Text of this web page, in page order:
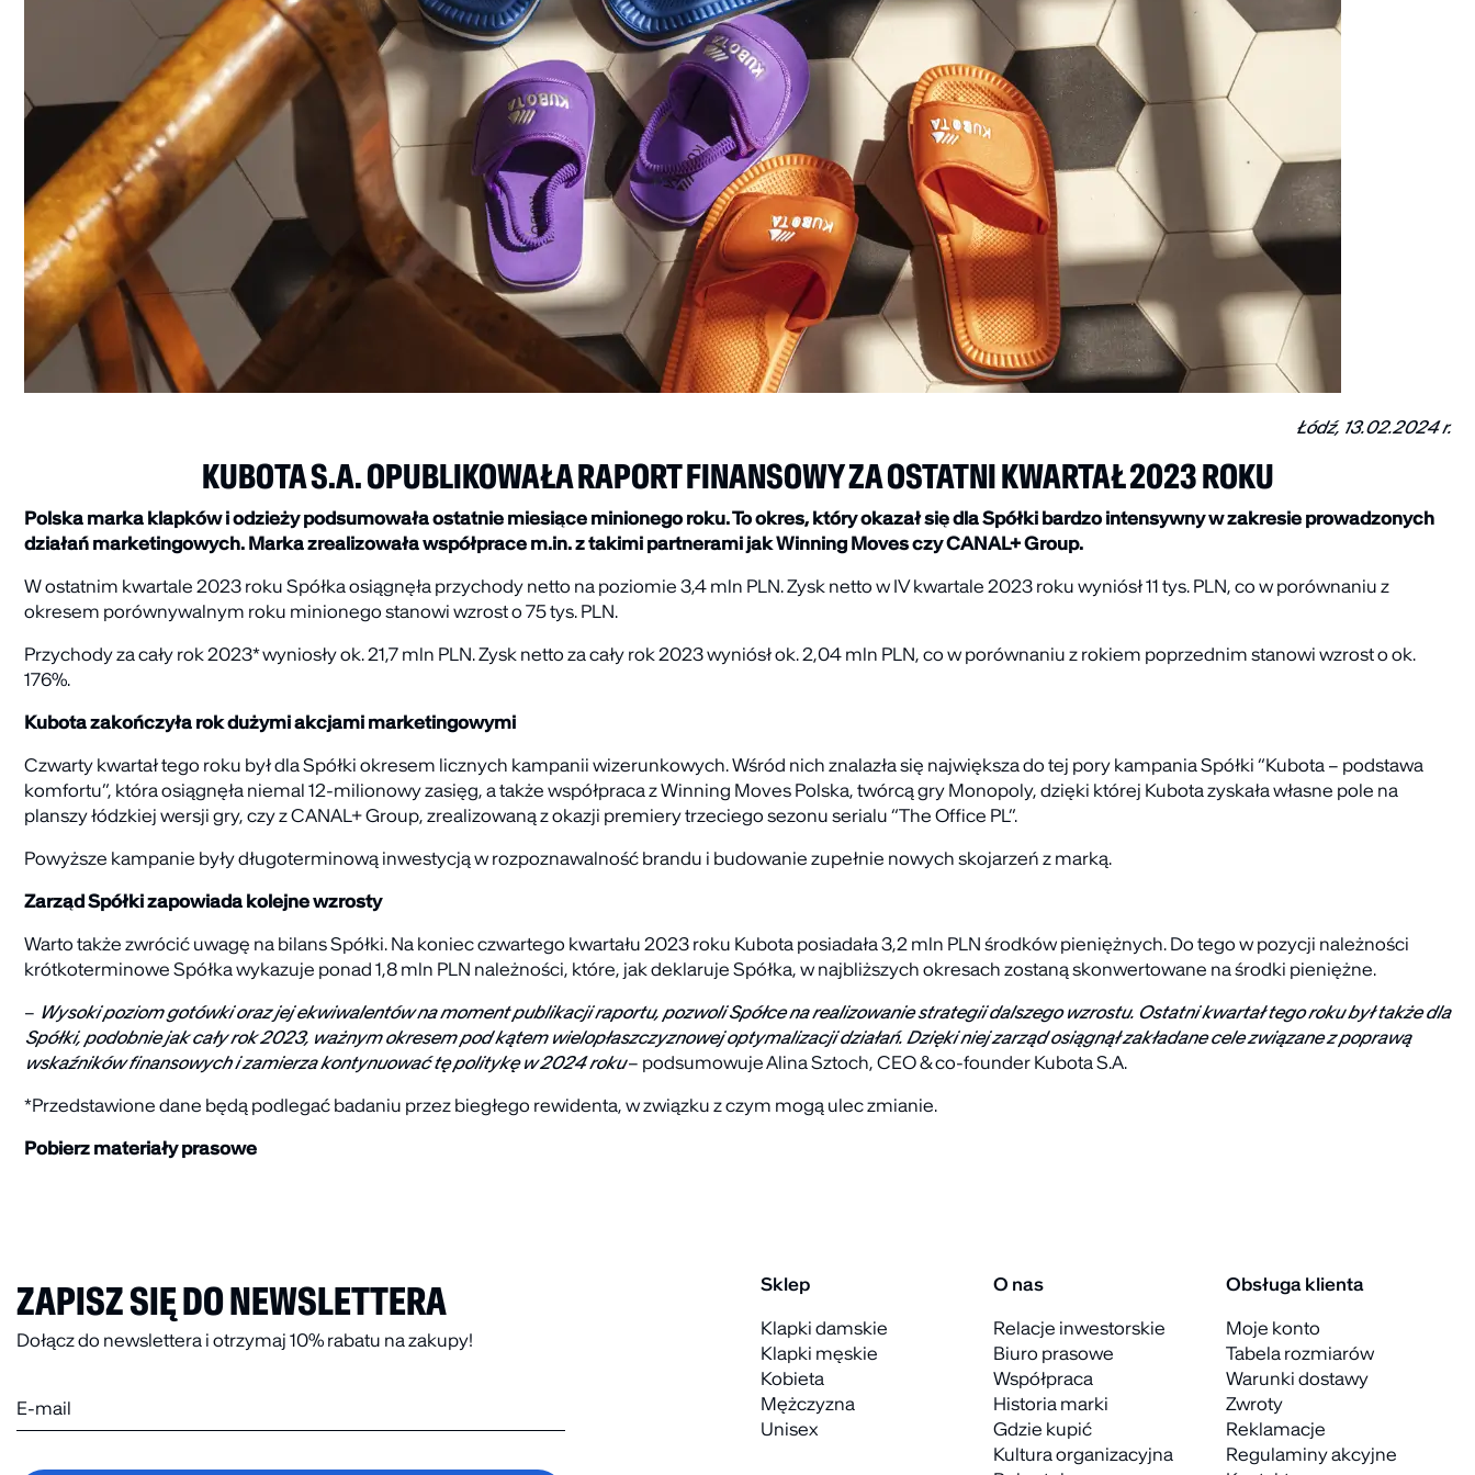
Łódź, 13.02.2024 r.
KUBOTA S.A. OPUBLIKOWAŁA RAPORT FINANSOWY ZA OSTATNI KWARTAŁ 2023 ROKU
Polska marka klapków i odzieży podsumowała ostatnie miesiące minionego roku. To okres, który okazał się dla Spółki bardzo intensywny w zakresie prowadzonych
działań marketingowych. Marka zrealizowała współprace m.in. z takimi partnerami jak Winning Moves czy CANAL+ Group.
W ostatnim kwartale 2023 roku Spółka osiągnęła przychody netto na poziomie 3,4 mln PLN. Zysk netto w IV kwartale 2023 roku wyniósł 11 tys. PLN, co w porównaniu z
okresem porównywalnym roku minionego stanowi wzrost o 75 tys. PLN.
Przychody za cały rok 2023* wyniosły ok. 21,7 mln PLN. Zysk netto za cały rok 2023 wyniósł ok. 2,04 mln PLN, co w porównaniu z rokiem poprzednim stanowi wzrost o ok.
176%.
Kubota zakończyła rok dużymi akcjami marketingowymi
Czwarty kwartał tego roku był dla Spółki okresem licznych kampanii wizerunkowych. Wśród nich znalazła się największa do tej pory kampania Spółki “Kubota – podstawa
komfortu”, która osiągnęła niemal 12-milionowy zasięg, a także współpraca z Winning Moves Polska, twórcą gry Monopoly, dzięki której Kubota zyskała własne pole na
planszy łódzkiej wersji gry, czy z CANAL+ Group, zrealizowaną z okazji premiery trzeciego sezonu serialu “The Office PL”.
Powyższe kampanie były długoterminową inwestycją w rozpoznawalność brandu i budowanie zupełnie nowych skojarzeń z marką.
Zarząd Spółki zapowiada kolejne wzrosty
Warto także zwrócić uwagę na bilans Spółki. Na koniec czwartego kwartału 2023 roku Kubota posiadała 3,2 mln PLN środków pieniężnych. Do tego w pozycji należności
krótkoterminowe Spółka wykazuje ponad 1,8 mln PLN należności, które, jak deklaruje Spółka, w najbliższych okresach zostaną skonwertowane na środki pieniężne.
– Wysoki poziom gotówki oraz jej ekwiwalentów na moment publikacji raportu, pozwoli Spółce na realizowanie strategii dalszego wzrostu. Ostatni kwartał tego roku był także dla
Spółki, podobnie jak cały rok 2023, ważnym okresem pod kątem wielopłaszczyznowej optymalizacji działań. Dzięki niej zarząd osiągnął zakładane cele związane z poprawą
wskaźników finansowych i zamierza kontynuować tę politykę w 2024 roku– podsumowuje Alina Sztoch, CEO & co-founder Kubota S.A.
*Przedstawione dane będą podlegać badaniu przez biegłego rewidenta, w związku z czym mogą ulec zmianie.
Pobierz materiały prasowe
ZAPISZ SIĘ DO NEWSLETTERA
Dołącz do newslettera i otrzymaj 10% rabatu na zakupy!
Sklep
Klapki damskie
Klapki męskie
Kobieta
Mężczyzna
Unisex
O nas
Relacje inwestorskie
Biuro prasowe
Współpraca
Historia marki
Gdzie kupić
Kultura organizacyjna
Obsługa klienta
Moje konto
Tabela rozmiarów
Warunki dostawy
Zwroty
Reklamacje
Regulaminy akcyjne